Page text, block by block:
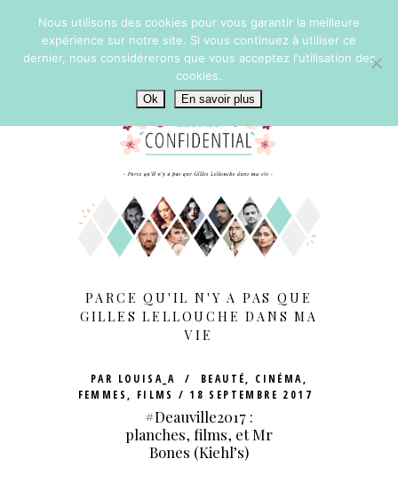
PARCE QU'IL N'Y A PAS QUE
GILLES LELLOUCHE DANS MA
VIE
PAR LOUISA_A BEAUTÉ, CINÉMA,
FEMMES, FILMS 18 SEPTEMBRE 2017
#Deauville2017 :
planches, films, et Mr
Bones (Kiehl’s)
Nous utilisons des cookies pour vous garantir la meilleure
expérience sur notre site. Si vous continuez à utiliser ce
dernier, nous considérerons que vous acceptez l'utilisation des
cookies.
Ok En savoir plus